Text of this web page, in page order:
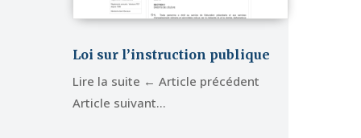
Loi sur l’instruction publique
Lire la suite ← Article précédent
Article suivant…